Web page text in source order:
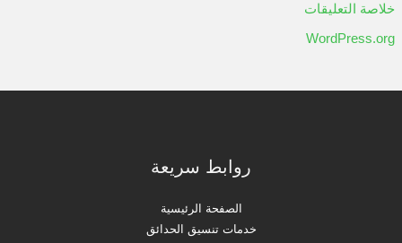
خلاصة التعليقات
WordPress.org
روابط سريعة
الصفحة الرئيسية
خدمات تنسيق الحدائق